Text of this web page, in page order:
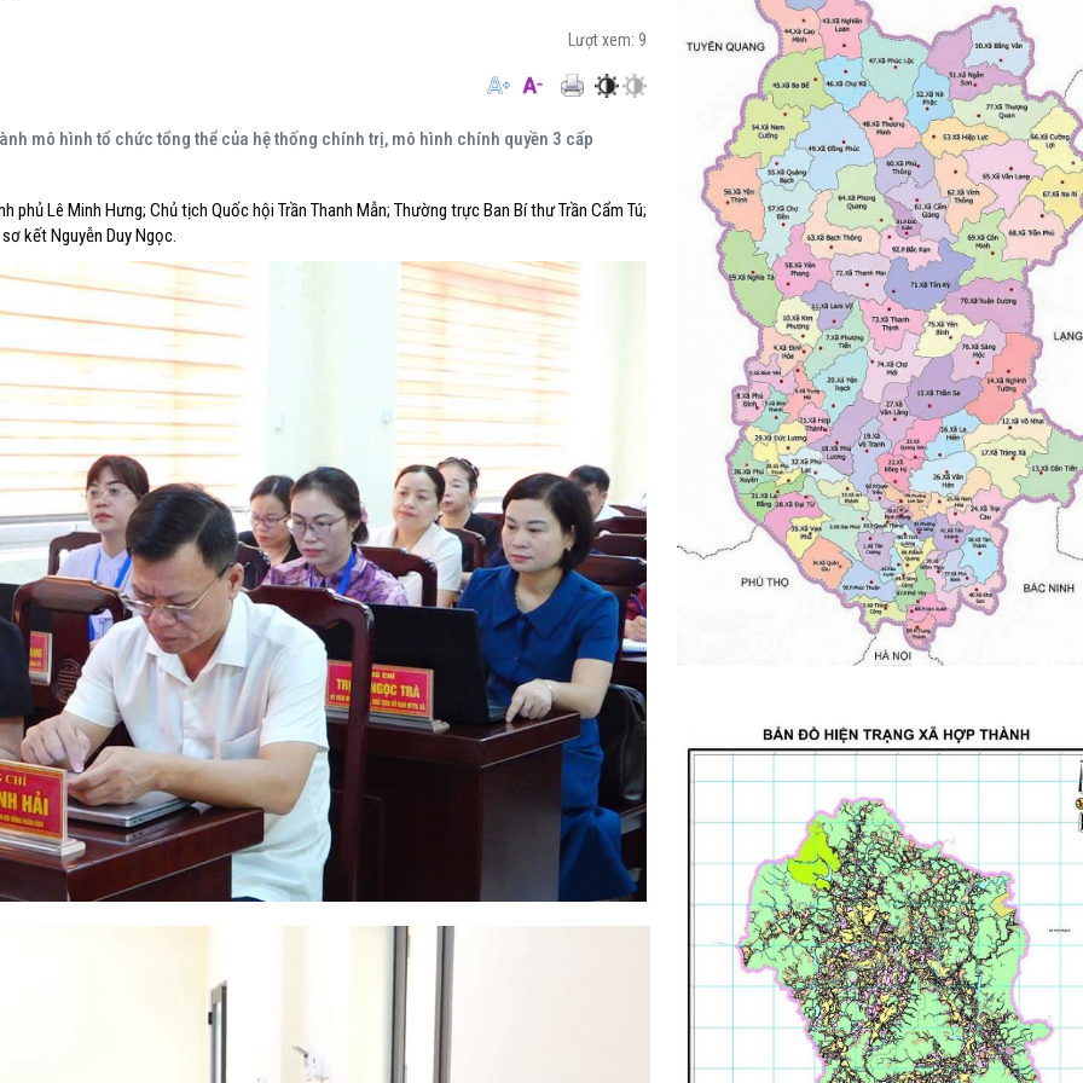
Lượt xem: 9
mô hình tổ chức tổng thể của hệ thống chính trị, mô hình chính quyền 3 cấp
Lê Minh Hưng; Chủ tịch Quốc hội Trần Thanh Mẫn; Thường trực Ban Bí thư Trần Cẩm Tú;
kết Nguyễn Duy Ngọc.